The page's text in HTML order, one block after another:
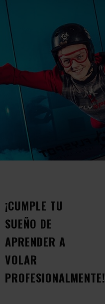
¡CUMPLE TU
SUEÑO DE
APRENDER A
VOLAR
PROFESIONALMENTE!